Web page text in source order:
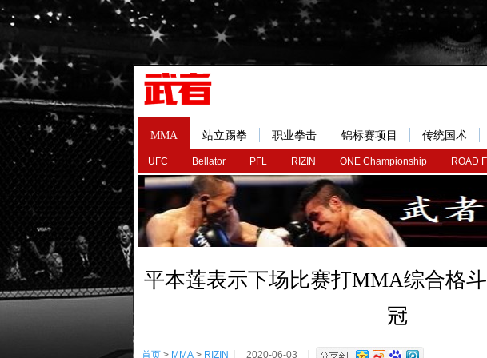
MMA
UFC Bellator PFL RIZIN ONE Championship ROAD
站立踢拳 职业拳击 锦标赛项目 传统国术
平本莲表示下场比赛打MMA综合格
冠
首页 > MMA > RIZIN 2020-06-03